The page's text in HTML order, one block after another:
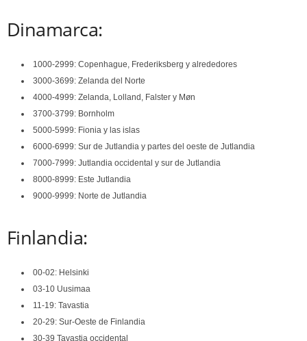
Dinamarca:
1000-2999: Copenhague, Frederiksberg y alrededores
3000-3699: Zelanda del Norte
4000-4999: Zelanda, Lolland, Falster y Møn
3700-3799: Bornholm
5000-5999: Fionia y las islas
6000-6999: Sur de Jutlandia y partes del oeste de Jutlandia
7000-7999: Jutlandia occidental y sur de Jutlandia
8000-8999: Este Jutlandia
9000-9999: Norte de Jutlandia
Finlandia:
00-02: Helsinki
03-10 Uusimaa
11-19: Tavastia
20-29: Sur-Oeste de Finlandia
30-39 Tavastia occidental